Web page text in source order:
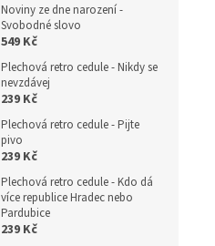
Noviny ze dne narození -
Svobodné slovo
549 Kč
Plechová retro cedule - Nikdy se
nevzdávej
239 Kč
Plechová retro cedule - Pijte
pivo
239 Kč
Plechová retro cedule - Kdo dá
více republice Hradec nebo
Pardubice
239 Kč